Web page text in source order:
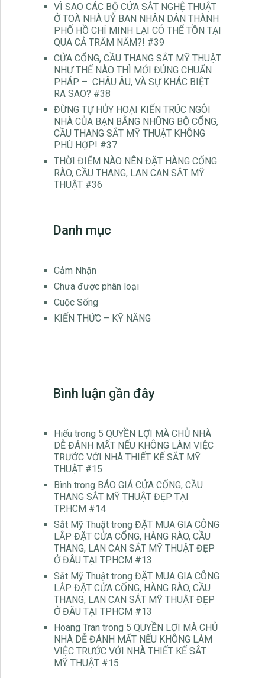
VÌ SAO CÁC BỘ CỬA SẮT NGHỆ THUẬT
Ở TOÀ NHÀ UỶ BAN NHÂN DÂN THÀNH
PHỐ HỒ CHÍ MINH LẠI CÓ THỂ TỒN TẠI
QUA CẢ TRĂM NĂM?! #39
CỬA CỔNG, CẦU THANG SẮT MỸ THUẬT
NHƯ THẾ NÀO THÌ MỚI ĐÚNG CHUẨN
PHÁP – CHÂU ÂU, VÀ SỰ KHÁC BIỆT
RA SAO? #38
ĐỪNG TỰ HỦY HOẠI KIẾN TRÚC NGÔI
NHÀ CỦA BẠN BẰNG NHỮNG BỘ CỔNG,
CẦU THANG SẮT MỸ THUẬT KHÔNG
PHÙ HỢP! #37
THỜI ĐIỂM NÀO NÊN ĐẶT HÀNG CỔNG
RÀO, CẦU THANG, LAN CAN SẮT MỸ
THUẬT #36
Danh mục
Cảm Nhận
Chưa được phân loại
Cuộc Sống
KIẾN THỨC – KỸ NĂNG
Bình luận gần đây
Hiếu trong 5 QUYỀN LỢI MÀ CHỦ NHÀ
DỄ ĐÁNH MẤT NẾU KHÔNG LÀM VIỆC
TRƯỚC VỚI NHÀ THIẾT KẾ SẮT MỸ
THUẬT #15
Bình trong BÁO GIÁ CỬA CỔNG, CẦU
THANG SẮT MỸ THUẬT ĐẸP TẠI
TP.HCM #14
Sắt Mỹ Thuậttrong ĐẶT MUA GIA CÔNG
LẮP ĐẶT CỬA CỔNG, HÀNG RÀO, CẦU
THANG, LAN CAN SẮT MỸ THUẬT ĐẸP
Ở ĐÂU TẠI TPHCM #13
Sắt Mỹ Thuậttrong ĐẶT MUA GIA CÔNG
LẮP ĐẶT CỬA CỔNG, HÀNG RÀO, CẦU
THANG, LAN CAN SẮT MỸ THUẬT ĐẸP
Ở ĐÂU TẠI TPHCM #13
Hoang Tran trong 5 QUYỀN LỢI MÀ CHỦ
NHÀ DỄ ĐÁNH MẤT NẾU KHÔNG LÀM
VIỆC TRƯỚC VỚI NHÀ THIẾT KẾ SẮT
MỸ THUẬT #15